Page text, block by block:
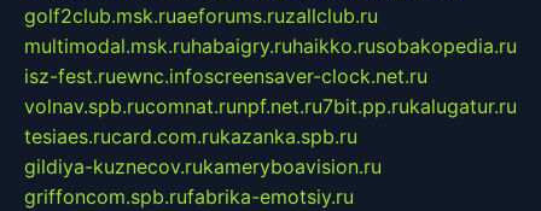
golf2club.msk.ruaeforums.ruzallclub.ru
multimodal.msk.ruhabaigry.ruhaikko.rusobakopedia.ru
isz-fest.ruewnc.infoscreensaver-clock.net.ru
volnav.spb.rucomnat.runpf.net.ru7bit.pp.rukalugatur.ru
tesiaes.rucard.com.rukazanka.spb.ru
gildiya-kuznecov.rukameryboavision.ru
griffoncom.spb.rufabrika-emotsiy.ru